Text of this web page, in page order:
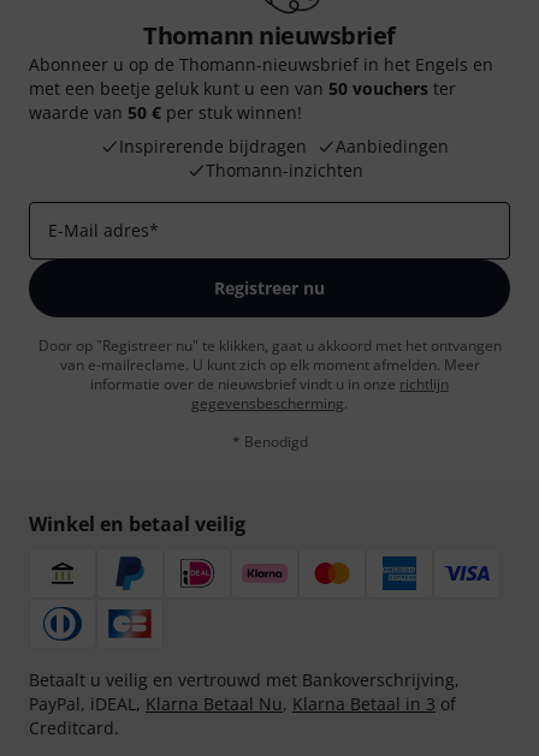
Thomann nieuwsbrief
Abonneer u op de Thomann-nieuwsbrief in het Engels en
met een beetje geluk kunt u een van 50 vouchers ter
waarde van 50 € per stuk winnen!
Inspirerende bijdragen
Aanbiedingen
Thomann-inzichten
E-Mail adres*
Registreer nu
Door op "Registreer nu" te klikken, gaat u akkoord met het ontvangen
van e-mailreclame. U kunt zich op elk moment afmelden. Meer
informatie over de nieuwsbrief vindt u in onze richtlijn
gegevensbescherming.
* Benodigd
Winkel en betaal veilig
Betaalt u veilig en vertrouwd met Bankoverschrijving,
PayPal, iDEAL, Klarna Betaal Nu, Klarna Betaal in 3 of
Creditcard.